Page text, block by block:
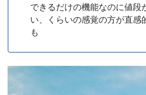
できるだけの機能なのに値段
い、くらいの感覚の方が直感
も